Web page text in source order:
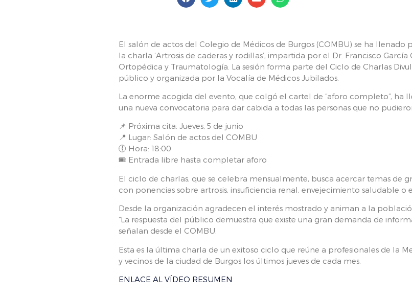
El salón de actos del Colegio de Médicos de Burgos (COMBU) se ha
la charla ‘Artrosis de caderas y rodillas’, impartida por el Dr. Francisco García
Ortopédica y Traumatología. La sesión forma parte del Ciclo de Charlas
público y organizada por la Vocalía de Médicos Jubilados.
La enorme acogida del evento, que colgó el cartel de “aforo completo”, ha
una nueva convocatoria para dar cabida a todas las personas que no
📌 Próxima cita: Jueves, 5 de junio
📍 Lugar: Salón de actos del COMBU
🕕 Hora: 18:00
🎟 Entrada libre hasta completar aforo
El ciclo de charlas, que se celebra mensualmente, busca acercar temas de
con ponencias sobre artrosis, insuficiencia renal, envejecimiento saludable o
Desde la organización agradecen el interés mostrado y animan a la
“La respuesta del público demuestra que existe una gran demanda de
señalan desde el COMBU.
Esta es la última charla de un exitoso ciclo que reúne a profesionales de la
y vecinos de la ciudad de Burgos los últimos jueves de cada mes.
ENLACE AL VÍDEO RESUMEN